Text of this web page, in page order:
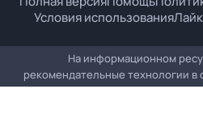
Условия использования
На информационном
рекомендательные технологии в